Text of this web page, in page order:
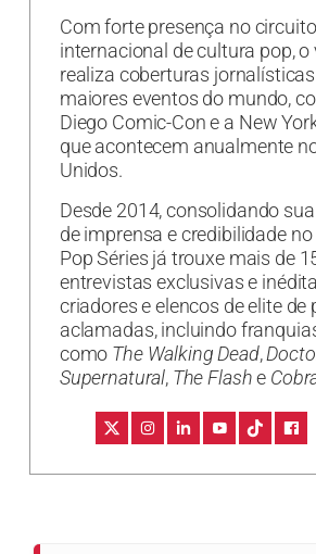
Com forte presença no circuito
internacional de cultura pop, o
realiza coberturas jornalísticas
maiores eventos do mundo,
Diego Comic-Con e a New
que acontecem anualmente
Unidos.
Desde 2014, consolidando
de imprensa e credibilidade
Pop Séries já trouxe mais de
entrevistas exclusivas e
criadores e elencos de elite de
aclamadas, incluindo
como The Walking Dead,
Supernatural, The Flashe